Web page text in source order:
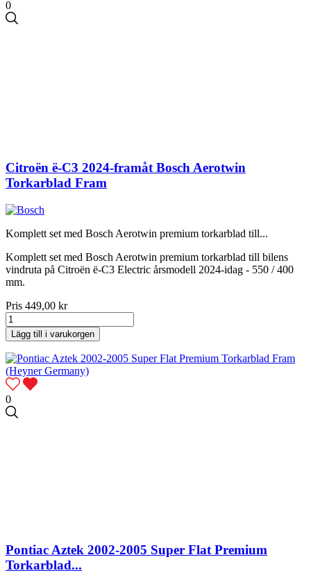
0
Citroën ë-C3 2024-framåt Bosch Aerotwin
Torkarblad Fram
Komplett set med Bosch Aerotwin premium torkarblad till...
Komplett set med Bosch Aerotwin premium torkarblad till bilens
vindruta på Citroën ë-C3 Electric årsmodell 2024-idag - 550 / 400
mm.
Pris 449,00 kr
Lägg till i varukorgen
0
Pontiac Aztek 2002-2005 Super Flat Premium
Torkarblad...